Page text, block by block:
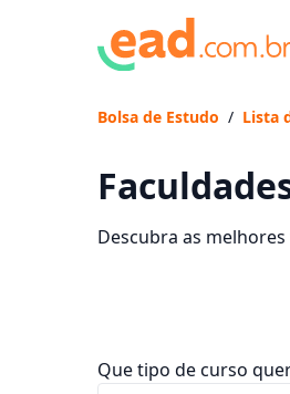
Bolsa de Estudo / Lista
Descubra as
Que tipo de curso